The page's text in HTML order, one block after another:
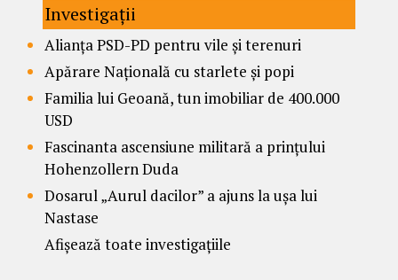
Investigații
Alianța PSD-PD pentru vile și terenuri
Apărare Națională cu starlete și popi
Familia lui Geoană, tun imobiliar de 400.000
USD
Fascinanta ascensiune militară a prințului
Hohenzollern Duda
Dosarul „Aurul dacilor” a ajuns la ușa lui
Nastase
Afișează toate investigațiile